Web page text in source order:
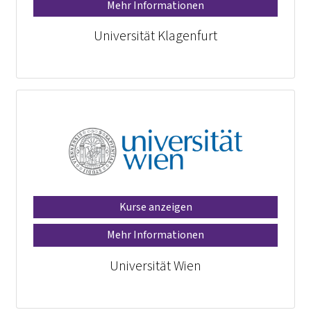
Mehr Informationen
Universität Klagenfurt
Kurse anzeigen
Mehr Informationen
Universität Wien